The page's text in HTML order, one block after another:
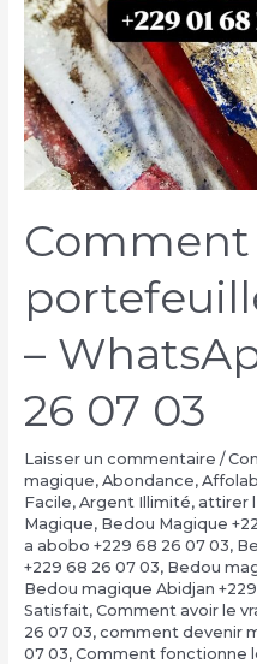
Comment
–
26 07 03
Laisser un commentaire /
magique, Abondance,
Facile, Argent Illimité, attirer
Magique, Bedou Magique
a abobo +229 68 26 07 03,
+229 68 26 07 03, Bedou
Bedou magique Abidjan
Satisfait, Comment avoir le
26 07 03, comment devenir
07 03, Comment fonctionne